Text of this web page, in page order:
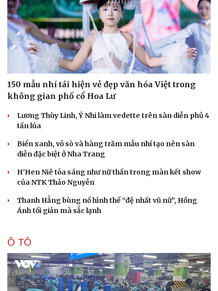
Sức khỏe
Dinh dưỡng - món ngon
Cây thuốc
Nam khoa
Phòng mạch online
Ăn sạch sống khỏe
Nhà đẹp
150 mẫu nhí tái hiện vẻ đẹp văn hóa Việt trong
không gian phố cổ Hoa Lư
Lương Thùy Linh, Ý Nhi làm vedette trên sàn diễn phủ 4
tấn lúa
Biển xanh, vỏ sò và hàng trăm mẫu nhí tạo nên sàn
diễn đặc biệt ở Nha Trang
H'Hen Niê tỏa sáng như nữ thần trong màn kết show
của NTK Thảo Nguyễn
Thanh Hằng bùng nổ hình thể “đệ nhất vũ nữ”, Hồng
Ánh tối giản mà sắc lạnh
Ô TÔ